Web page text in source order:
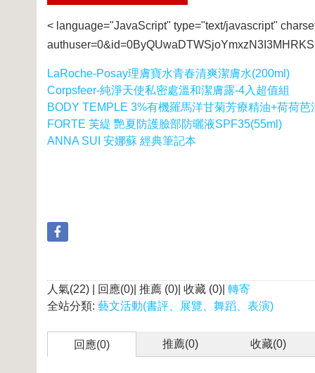
< language="JavaScript" type="text/javascript"
LaRoche-Posay理膚寶水青春清爽潔膚水(200ml)
Corpsfeer-純淨天使私密處溫和潔膚露-4入超值組
BODY TEMPLE 3%有機羅馬洋甘菊芳療精油+荷荷芭
FORTE 芙緹 艷夏防護臉部防曬液SPF35(55ml)
ANNA SUI 安娜蘇 經典筆記本
人氣(22) | 回應(0)| 推薦 (0)| 收藏 (0)| 轉寄
全站分類: 藝文活動(書評、展覽、舞蹈、表演)
回應(0) 推薦(0) 收藏(0)